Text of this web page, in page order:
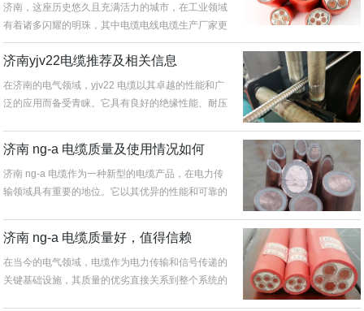
济南，这座历史悠久且充满活力的城市，在工业领域
有着诸多闪耀的明珠，其中电缆电线电缆生产厂家更
是为城市的发展注入了强大动力...
济南yjv22电缆推荐及相关信息
在济南的电气领域，yjv22 电缆以其卓越的性能和广
泛的应用而备受青睐。它具有良好的绝缘性能、耐压
济南 ng-a 电缆质量及使用情况如何
济南 ng-a 电缆作为一种新型的电缆产品，在电力传
输领域具有重要的地位。它以其优异的性能和可靠的
济南 ng-a 电缆质量好，值得信赖
在当今的电气领域，电缆作为电力传输和信号传递的
关键基础设施，其质量的优劣直接关系到整个系统的